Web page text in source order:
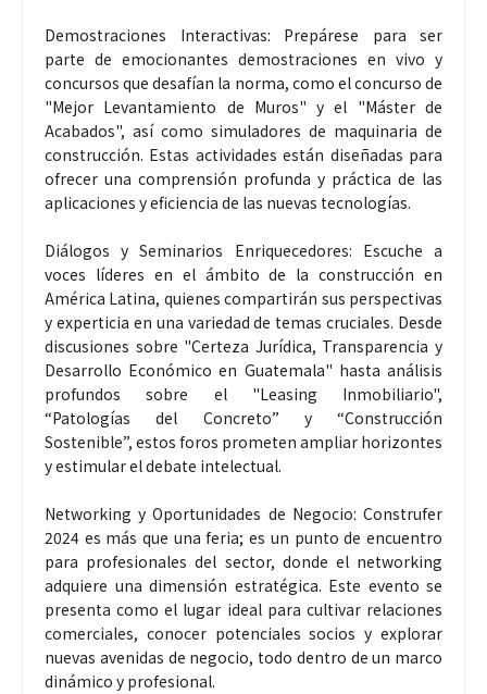
Demostraciones Interactivas: Prepárese para ser
parte de emocionantes demostraciones en vivo y
concursos que desafían la norma, como el concurso de
"Mejor Levantamiento de Muros" y el "Máster de
Acabados", así como simuladores de maquinaria de
construcción. Estas actividades están diseñadas para
ofrecer una comprensión profunda y práctica de las
aplicaciones y eficiencia de las nuevas tecnologías.
Diálogos y Seminarios Enriquecedores: Escuche a
voces líderes en el ámbito de la construcción en
América Latina, quienes compartirán sus perspectivas
y experticia en una variedad de temas cruciales. Desde
discusiones sobre "Certeza Jurídica, Transparencia y
Desarrollo Económico en Guatemala" hasta análisis
profundos sobre el "Leasing Inmobiliario",
“Patologías del Concreto” y “Construcción
Sostenible”, estos foros prometen ampliar horizontes
y estimular el debate intelectual.
Networking y Oportunidades de Negocio: Construfer
2024 es más que una feria; es un punto de encuentro
para profesionales del sector, donde el networking
adquiere una dimensión estratégica. Este evento se
presenta como el lugar ideal para cultivar relaciones
comerciales, conocer potenciales socios y explorar
nuevas avenidas de negocio, todo dentro de un marco
dinámico y profesional.